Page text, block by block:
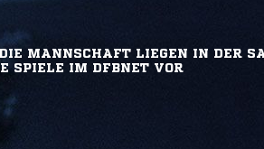
MANNSCHAFT LIEGEN IN DER
SPIELE IM DFBNET VOR